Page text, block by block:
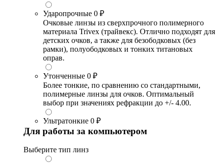
Ударопрочные 0 ₽
Очковые линзы из сверхпрочного полимерного
материала Trivex (трайвекс). Отлично подходят для
детских очков, а также для безободковых (без
рамки), полуободковых и тонких титановых
оправ.
Утонченные 0 ₽
Более тонкие, по сравнению со стандартными,
полимерные линзы для очков. Оптимальный
выбор при значениях рефракции до +/- 4.00.
Ультратонкие 0 ₽
Для работы за компьютером
Выберите тип линз